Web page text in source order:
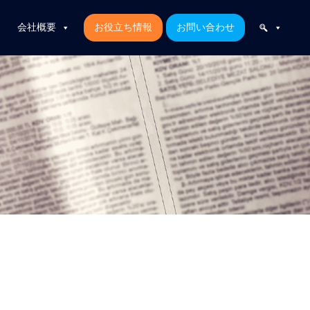
会社概要 お役立ち情報 お問い合わせ